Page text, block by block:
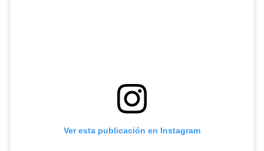
Ver esta publicación en Instagram